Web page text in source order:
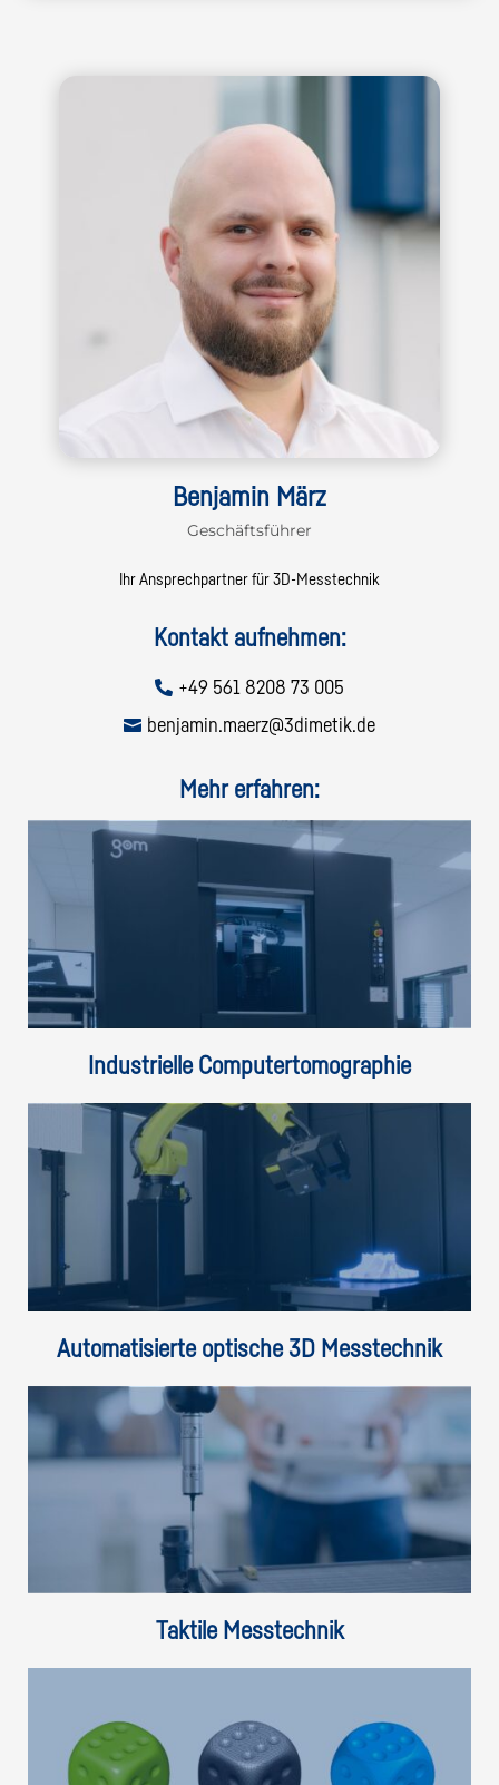
Benjamin März
Geschäftsführer
Ihr Ansprechpartner für 3D-Messtechnik
Kontakt aufnehmen:
 +49 561 8208 73 005
 benjamin.maerz@3dimetik.de
Mehr erfahren:
Industrielle Computertomographie
Automatisierte optische 3D Messtechnik
Taktile Messtechnik